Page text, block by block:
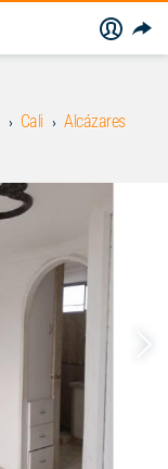
Cali Alcázares